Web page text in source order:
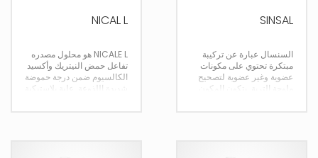
SINSAL
السنسال عبارة عن تركيبة
مبتكرة تحتوي على مكونات
عضوية وغير عضوية لتصحيح
ملوحة التربة. يتكون المكون
NICAL L
NICALE L هو محلول مصدره
تفاعل حمض النيتريك وأكسيد
الكالسيوم ضمن درجة حموضة
شديدة اللذوعة.
علبة بلاستيكية